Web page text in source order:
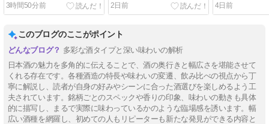
3時間50分前
2日前
4日前
このブログのここがポイント
多彩な酒タイプと深い味わいの解析
日本酒の魅力を多角的に伝えることで、酒の奥行きと幅広さを堪能させて
くれる存在です。各種酒造の特長や味わいの変遷、飲み比べの視点から丁
寧に解説し、読者が自身の好みやシーンに合った酒選びを楽しめるよう工
夫されています。銘柄ごとのスペックや香りの印象、味わいの動きも具体
的に描写し、まるで実際に味わっているかのような臨場感を誘います。幅
広い酒種を網羅し、初めての人もリピーターも新たな発見ができる内容と